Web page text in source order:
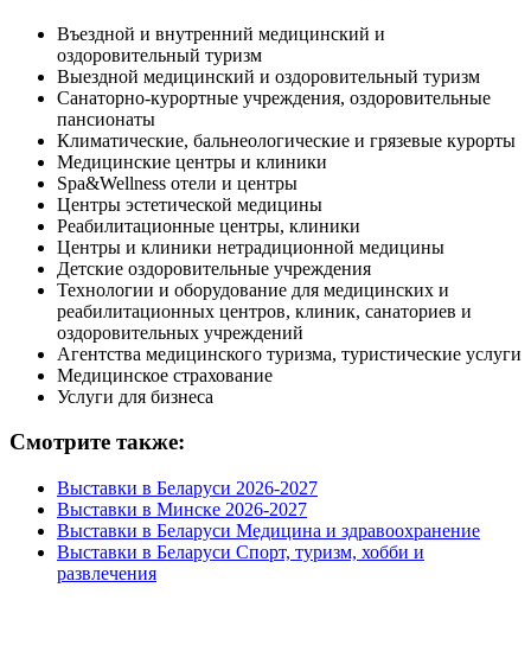
Въездной и внутренний медицинский и
оздоровительный туризм
Выездной медицинский и оздоровительный туризм
Санаторно-курортные учреждения, оздоровительные
пансионаты
Климатические, бальнеологические и грязевые курорты
Медицинские центры и клиники
Spa&Wellness отели и центры
Центры эстетической медицины
Реабилитационные центры, клиники
Центры и клиники нетрадиционной медицины
Детские оздоровительные учреждения
Технологии и оборудование для медицинских и
реабилитационных центров, клиник, санаториев и
оздоровительных учреждений
Агентства медицинского туризма, туристические услуги
Медицинское страхование
Услуги для бизнеса
Смотрите также:
Выставки в Беларуси 2026-2027
Выставки в Минске 2026-2027
Выставки в Беларуси Медицина и здравоохранение
Выставки в Беларуси Спорт, туризм, хобби и
развлечения